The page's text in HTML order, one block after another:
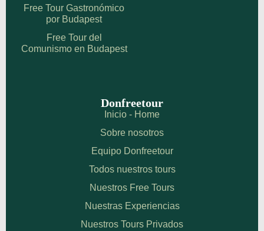
Free Tour Gastronómico
por Budapest
Free Tour del
Comunismo en Budapest
Donfreetour
Inicio - Home
Sobre nosotros
Equipo Donfreetour
Todos nuestros tours
Nuestros Free Tours
Nuestras Experiencias
Nuestros Tours Privados